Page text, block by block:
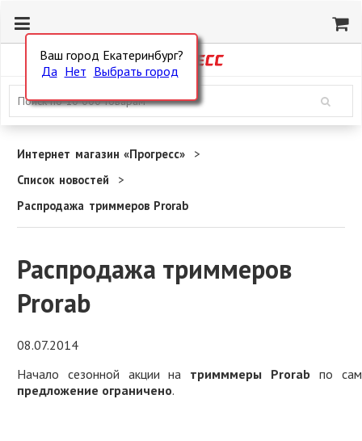
Ваш город Екатеринбург?
Да Нет Выбрать город
Интернет магазин «Прогресс»
Список новостей
Распродажа триммеров Prorab
Распродажа триммеров
Prorab
08.07.2014
Начало сезонной акции на тримммеры Prorab по
предложение ограничено.